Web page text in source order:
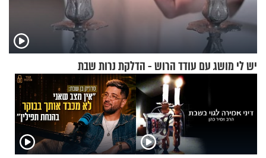
יש לי מושג עם עודד הרוש - הדלקת נרות שבת